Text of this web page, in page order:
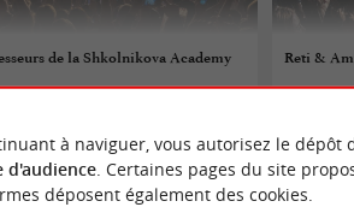
de la Shkolnikova Academy Reti &
à naviguer, vous autorisez le dépôt
d'audience. Certaines pages du site
déposent également des cookies.